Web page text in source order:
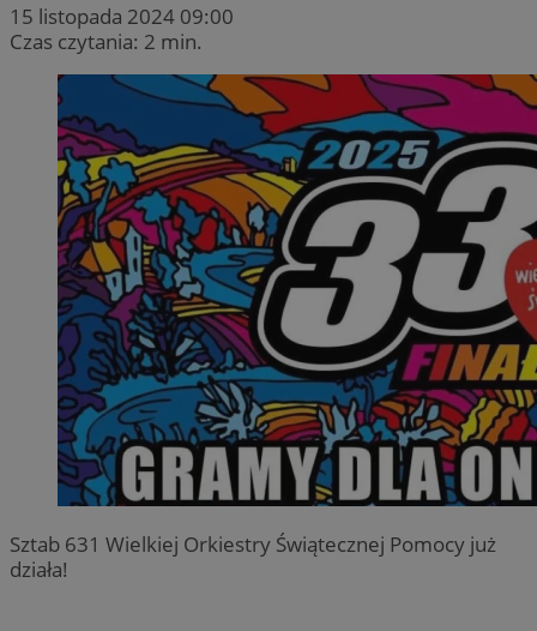
15 listopada 2024 09:00
Czas czytania: 2 min.
Sztab 631 Wielkiej Orkiestry Świątecznej Pomocy już
działa!